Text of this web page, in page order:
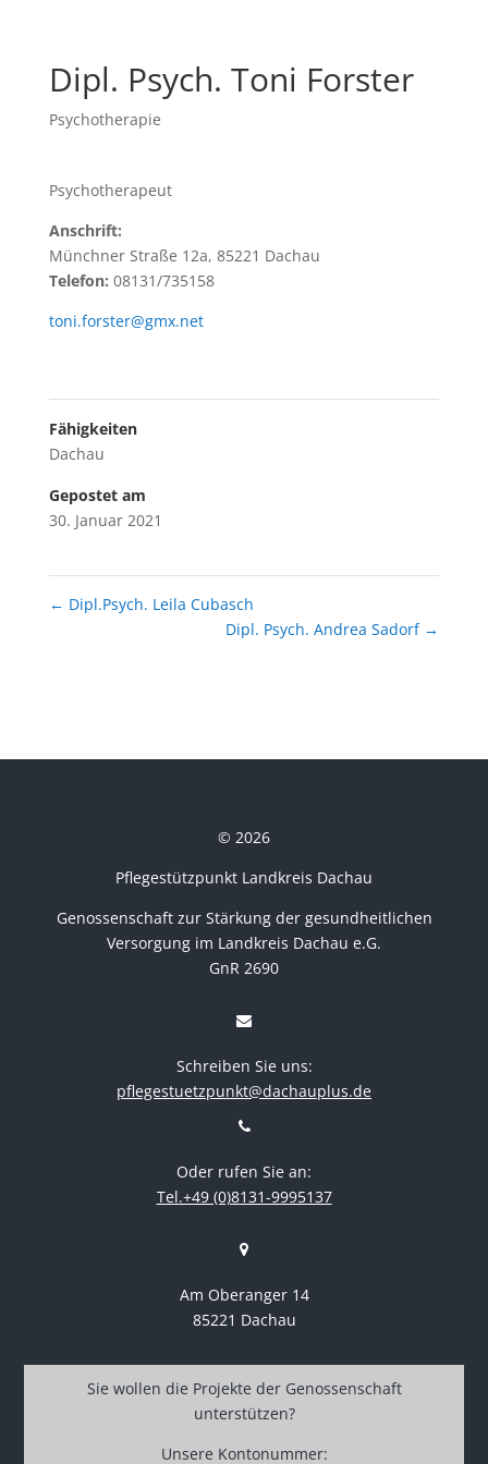
Dipl. Psych. Toni Forster
Psychotherapie
Psychotherapeut
Anschrift:
Münchner Straße 12a, 85221 Dachau
Telefon: 08131/735158
toni.forster@gmx.net
Fähigkeiten
Dachau
Gepostet am
30. Januar 2021
← Dipl.Psych. Leila Cubasch
Dipl. Psych. Andrea Sadorf →
© 2026
Pflegestützpunkt Landkreis Dachau
Genossenschaft zur Stärkung der gesundheitlichen
Versorgung im Landkreis Dachau e.G.
GnR 2690
Schreiben Sie uns:
pflegestuetzpunkt@dachauplus.de
Oder rufen Sie an:
Tel.+49 (0)8131-9995137
Am Oberanger 14
85221 Dachau
Sie wollen die Projekte der Genossenschaft
unterstützen?
Unsere Kontonummer: